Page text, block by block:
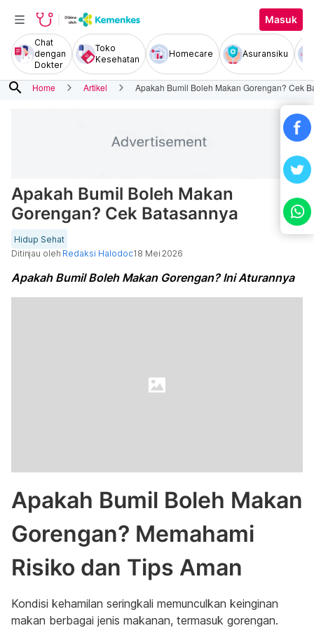
Masuk
Chat
dengan
Dokter
Toko
Kesehatan
Homecare Asuransiku
search Home Artikel Apakah Bumil Boleh Makan Gorengan? Cek
Apakah Bumil Boleh Makan
Gorengan? Cek Batasannya
Hidup Sehat
Ditinjau oleh Redaksi Halodoc18 Mei 2026
Apakah Bumil Boleh Makan Gorengan? Ini Aturannya
Apakah Bumil Boleh Makan
Gorengan? Memahami
Risiko dan Tips Aman
Kondisi kehamilan seringkali memunculkan keinginan
makan berbagai jenis makanan, termasuk gorengan.